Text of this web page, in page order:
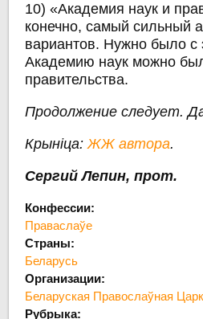
10) «Академия наук и
конечно, самый сильный
вариантов. Нужно было с
Академию наук можно
правительства.
Продолжение следует.
Крыніца:ЖЖ автора.
Сергий Лепин, прот.
Конфессии:
Праваслаўе
Страны:
Беларусь
Организации:
Беларуская Правослаўная
Рубрыка: